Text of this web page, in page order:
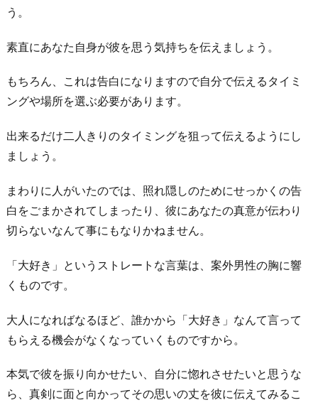
う。
素直にあなた自身が彼を思う気持ちを伝えましょう。
もちろん、これは告白になりますので自分で伝えるタイミ
ングや場所を選ぶ必要があります。
出来るだけ二人きりのタイミングを狙って伝えるようにし
ましょう。
まわりに人がいたのでは、照れ隠しのためにせっかくの告
白をごまかされてしまったり、彼にあなたの真意が伝わり
切らないなんて事にもなりかねません。
「大好き」というストレートな言葉は、案外男性の胸に響
くものです。
大人になればなるほど、誰かから「大好き」なんて言って
もらえる機会がなくなっていくものですから。
本気で彼を振り向かせたい、自分に惚れさせたいと思うな
ら、真剣に面と向かってその思いの丈を彼に伝えてみるこ